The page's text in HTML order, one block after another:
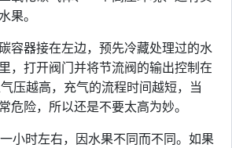
果。
容器接在左边，预先冷藏处理过的水
，打开阀门并将节流阀的输出控制在
压越高，充气的流程时间越短，当
危险，所以还是不要太高为妙。
小时左右，因水果不同而不同。如果